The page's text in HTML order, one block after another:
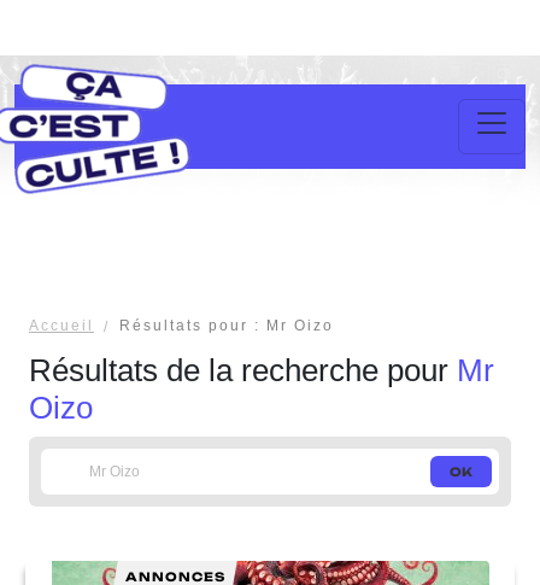
Accueil Résultats pour : Mr Oizo
Résultats de la recherche pour Mr
Oizo
ANNONCES